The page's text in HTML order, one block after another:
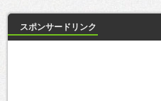
スポンサードリンク